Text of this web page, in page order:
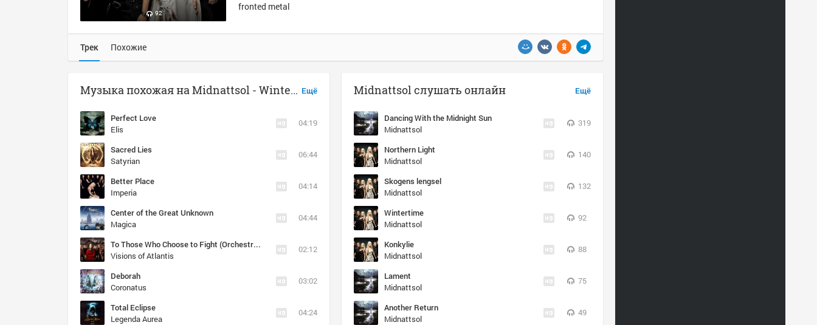
92
fronted metal
Трек Похожие
Ещё
Музыка похожая на Midnattsol - Wintertime
Perfect Love
Elis
04:19
Sacred Lies
Satyrian
06:44
Better Place
Imperia
04:14
Center of the Great Unknown
Magica
04:44
To Those Who Choose to Fight (Orchestral Version)
Visions of Atlantis
02:12
Deborah
Coronatus
03:02
Total Eclipse
Legenda Aurea
04:24
Ещё
Midnattsol слушать онлайн
Dancing With the Midnight Sun
Midnattsol
319
Northern Light
Midnattsol
140
Skogens lengsel
Midnattsol
132
Wintertime
Midnattsol
92
Konkylie
Midnattsol
88
Lament
Midnattsol
75
Another Return
Midnattsol
49